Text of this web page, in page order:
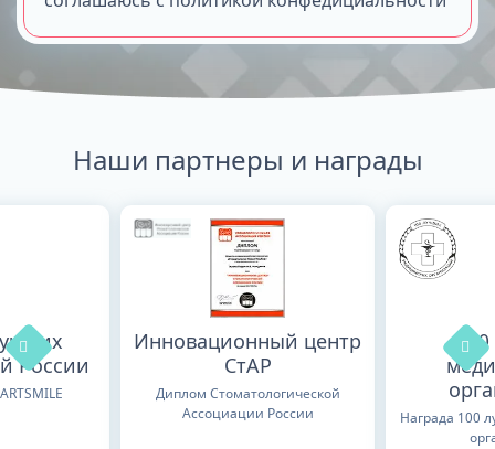
Наши партнеры и награды
России
Инновационный центр
СтАР
Диплом Стоматологической
Ассоциации России
Награда 100